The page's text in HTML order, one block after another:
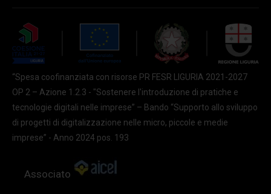
“Spesa coofinanziata con risorse PR FESR LIGURIA 2021-2027
OP 2 – Azione 1.2.3 - "Sostenere l'introduzione di pratiche e
tecnologie digitali nelle imprese” – Bando “Supporto allo sviluppo
di progetti di digitalizzazione nelle micro, piccole e medie
imprese” - Anno 2024 pos. 193
Associato